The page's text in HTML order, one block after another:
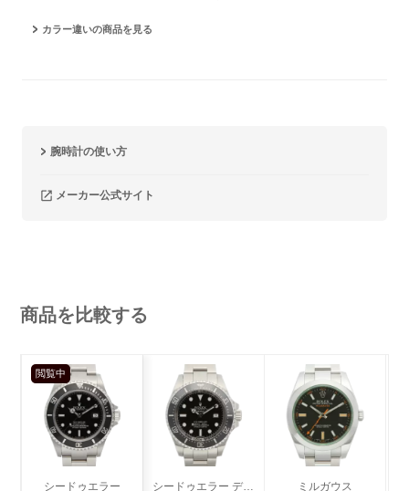
カラー違いの商品を見る
腕時計の使い方
メーカー公式サイト
商品を比較する
閲覧中
シードゥエラー
シードゥエラー ディープシー
ミルガウス